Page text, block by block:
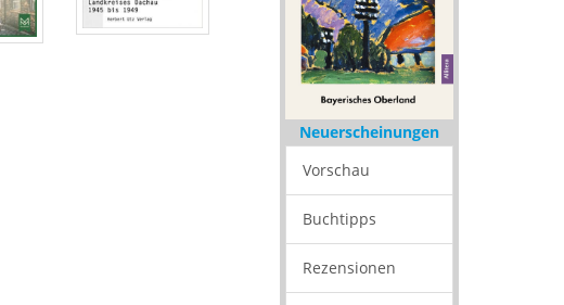
Neuerscheinungen
Vorschau
Buchtipps
Rezensionen